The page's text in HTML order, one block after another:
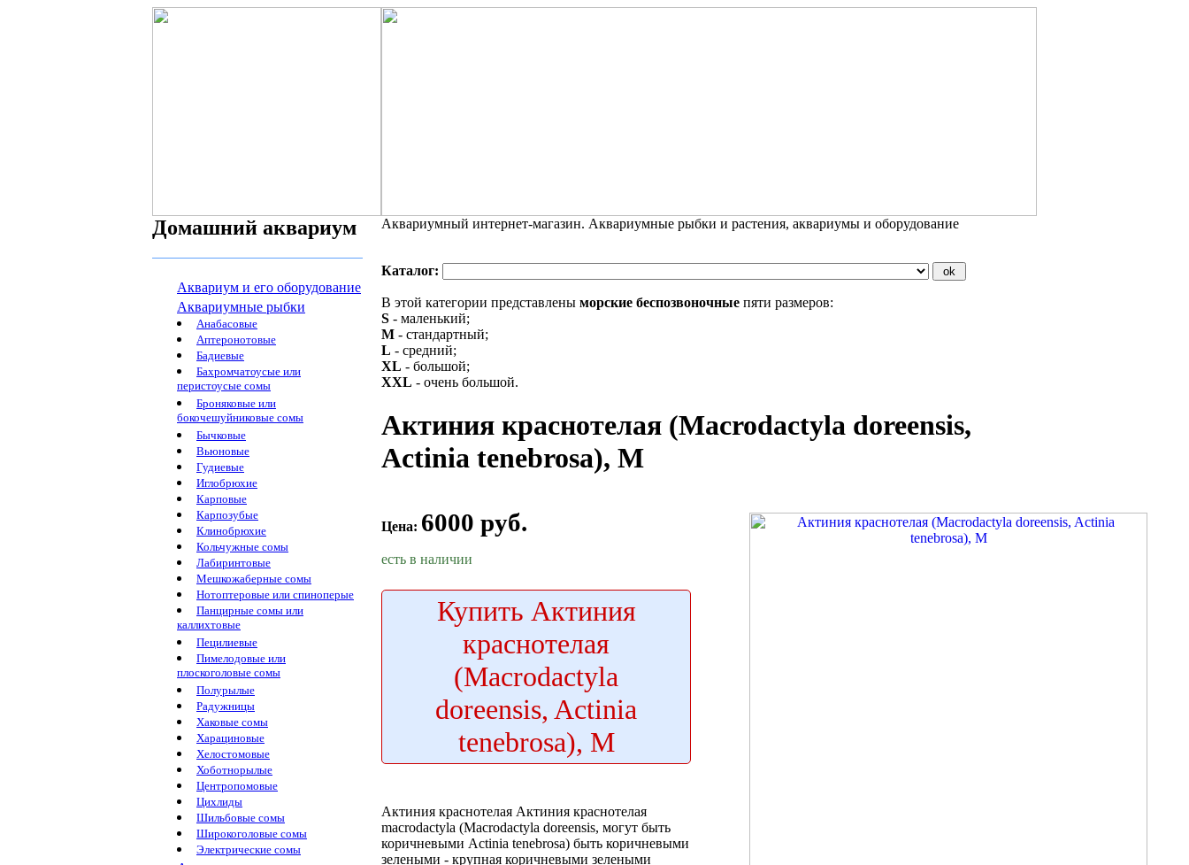
Домашний аквариум
Аквариум и его оборудование
Аквариумные рыбки
Анабасовые
Аптеронотовые
Бадиевые
Бахромчатоусые или
перистоусые сомы
Броняковые или
бокочешуйниковые сомы
Бычковые
Вьюновые
Гудиевые
Иглобрюхие
Карповые
Карпозубые
Клинобрюхие
Кольчужные сомы
Лабиринтовые
Мешкожаберные сомы
Нотоптеровые или спиноперые
Панцирные сомы или
каллихтовые
Пецилиевые
Пимелодовые или
плоскоголовые сомы
Полурылые
Радужницы
Хаковые сомы
Харациновые
Хелостомовые
Хоботнорылые
Центропомовые
Цихлиды
Шильбовые сомы
Широкоголовые сомы
Электрические сомы
Аквариумный интернет-магазин. Аквариумные рыбки и растения, аквариумы и оборудование
Каталог:
В этой категории представлены морские беспозвоночные пяти размеров:
S - маленький;
M - стандартный;
L - средний;
XL - большой;
XXL - очень большой.
Актиния краснотелая (Macrodactyla doreensis,
Actinia tenebrosa), M
Цена: 6000 руб.
есть в наличии
Купить Актиния
краснотелая
(Macrodactyla
doreensis, Actinia
tenebrosa), M
Актиния краснотелая Актиния краснотелая
macrodactyla (Macrodactyla doreensis, могут быть
коричневыми Actinia tenebrosa) быть коричневыми
зелеными - крупная коричневыми зелеными